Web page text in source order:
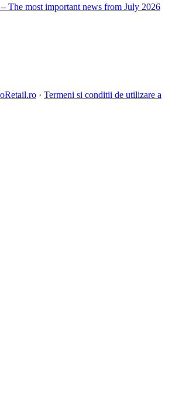
The most important news from July 2026
· Termeni si conditii de utilizare a